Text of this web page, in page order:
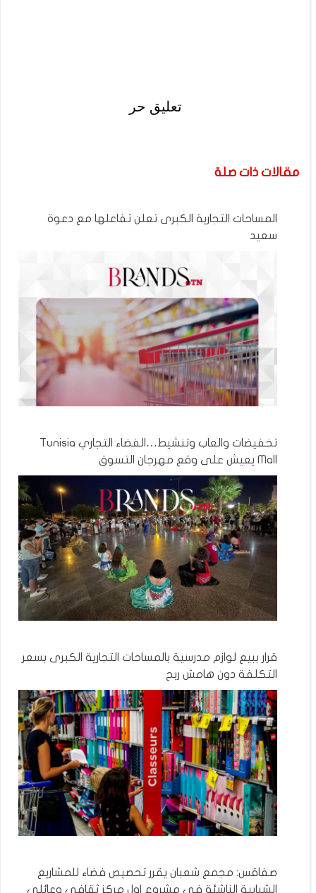
تعليق حر
مقالات ذات صلة
المساحات التجارية الكبرى تعلن تفاعلها مع دعوة
سعيد
تخفيضات والعاب وتنشيط…الفضاء التجاري Tunisia
Mall يعيش على وقع مهرجان التسوق
قرار ببيع لوازم مدرسية بالمساحات التجارية الكبرى بسعر
التكلفة دون هامش ربح
صفاقس: مجمع شعبان يقرر تحصيص فضاء للمشاريع
الشبابية الناشئة في مشروع اول مركز ثقافي وعائلي